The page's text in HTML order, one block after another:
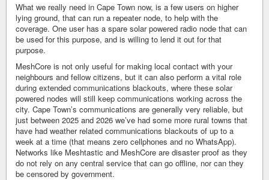
What we really need in Cape Town now, is a few users on higher
lying ground, that can run a repeater node, to help with the
coverage. One user has a spare solar powered radio node that can
be used for this purpose, and is willing to lend it out for that
purpose.
MeshCore is not only useful for making local contact with your
neighbours and fellow citizens, but it can also perform a vital role
during extended communications blackouts, where these solar
powered nodes will still keep communications working across the
city. Cape Town’s communications are generally very reliable, but
just between 2025 and 2026 we’ve had some more rural towns that
have had weather related communications blackouts of up to a
week at a time (that means zero cellphones and no WhatsApp).
Networks like Meshtastic and MeshCore are disaster proof as they
do not rely on any central service that can go offline, nor can they
be censored by government.